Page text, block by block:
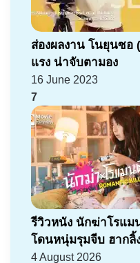
ส่องผลงาน โนยุนซอ
แรง น่าจับตามอง
16 June 2023
7
รีวิวหนัง นักฆ่าโรแม
โดนหนุ่มรุมจีบ ฮากลิ้
4 August 2026